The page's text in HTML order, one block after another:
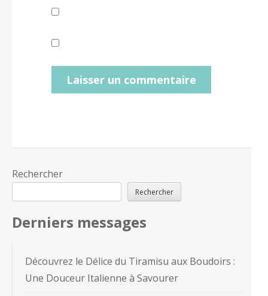
Rechercher
Rechercher
Derniers messages
Découvrez le Délice du Tiramisu aux Boudoirs :
Une Douceur Italienne à Savourer